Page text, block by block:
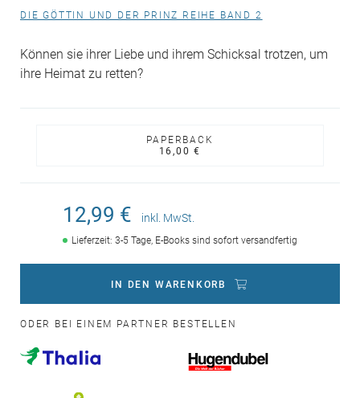
DIE GÖTTIN UND DER PRINZ REIHE BAND 2
Können sie ihrer Liebe und ihrem Schicksal trotzen, um
ihre Heimat zu retten?
PAPERBACK
16,00 €
12,99 € inkl. MwSt.
Lieferzeit: 3-5 Tage, E-Books sind sofort versandfertig
IN DEN WARENKORB
ODER BEI EINEM PARTNER BESTELLEN